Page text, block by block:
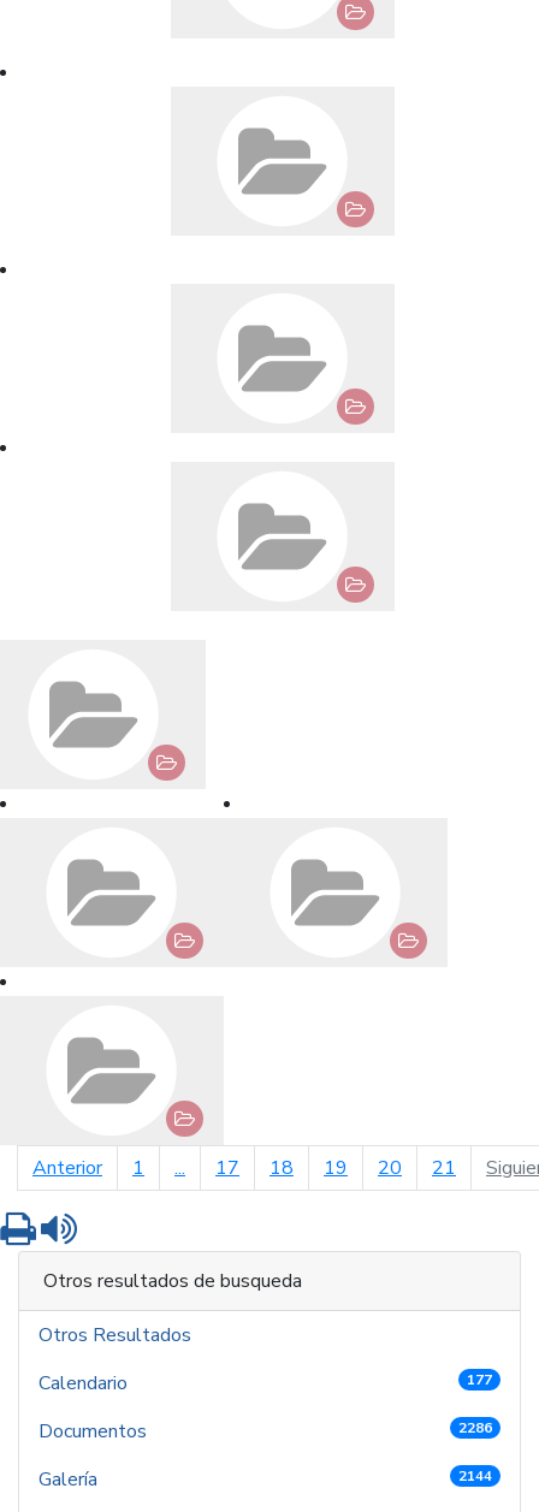
Anteriorpágina anterior
1 ... 17 18 19 20 21
Imprimir
Otros resultados de busqueda
Otros Resultados
Calendario
177
Documentos 2286
Galería 2144